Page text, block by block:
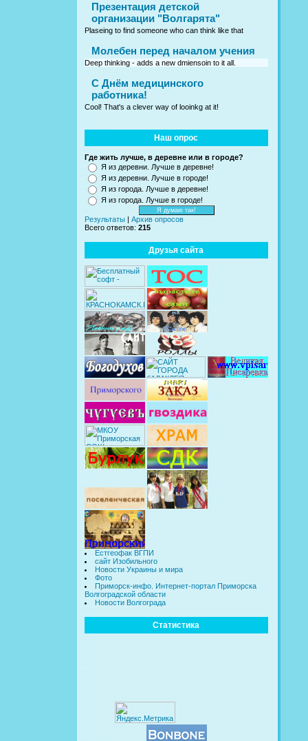
Презентация детской
организации "Волгарята"
Plaseing to find someone who can think like that
Молебен перед началом учения
Deep thinking - adds a new dmiensoin to it all.
C Днём медицинского
работника!
Cool! That's a clever way of looinkg at it!
Наш опрос
Где жить лучше, в деревне или в городе?
Я из деревни. Лучше в деревне!
Я из деревни. Лучше в городе!
Я из города. Лучше в деревне!
Я из города. Лучше в городе!
Результаты
Архив опросов
Всего ответов: 215
Друзья сайта
Естгеофак ВГПИ
сайт Изобильного
Новости Украины и мира
Фото
Приморск-инфо. Интернет-портал Приморска
Волгоградской области
Новости Волгограда
Статистика